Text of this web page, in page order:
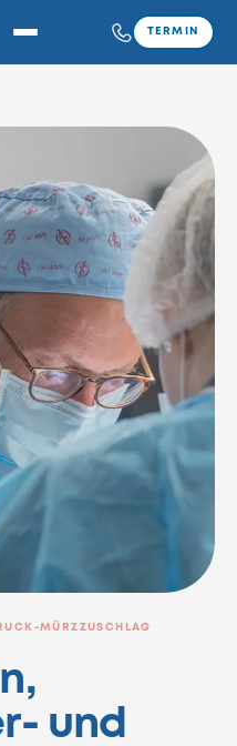
TERMIN
MÜRZZUSCHLAG
und